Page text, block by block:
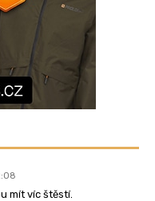
mít víc štěstí.